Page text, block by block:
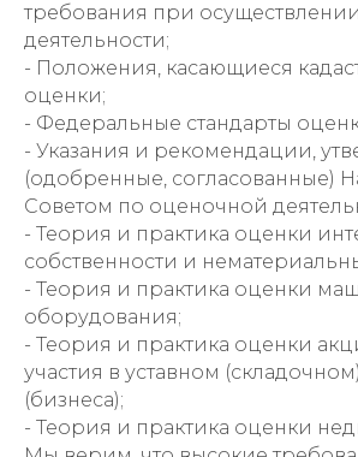
требования при
деятельности;
- Положения, касающиеся
оценки;
- Федеральные стандарты
- Указания и рекомендации,
(одобренные, согласованные)
Советом по оценочной
- Теория и практика оценки
собственности и
- Теория и практика оценки
оборудования;
- Теория и практика оценки
участия в уставном
(бизнеса);
- Теория и практика оценки